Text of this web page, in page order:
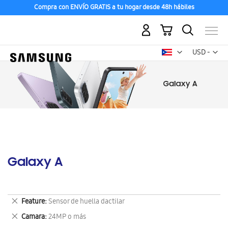
Compra con ENVÍO GRATIS a tu hogar desde 48h hábiles
USD -
dólar
Mi carrito
Galaxy A
Feature Sensor de huella dactilar
Eliminar
este
artículo
Camara 24MP o más
Eliminar